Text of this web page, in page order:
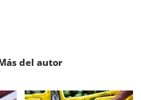
del autor